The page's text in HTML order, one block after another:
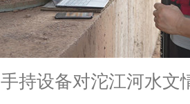
手持设备对沱江河水文